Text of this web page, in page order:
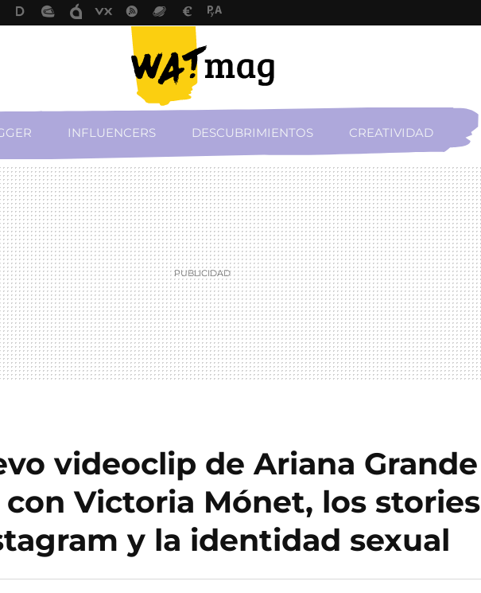
INFLUENCERS DESCUBRIMIENTOS CREATIVIDAD
videoclip de Ariana Grande
Victoria Mónet, los stories
y la identidad sexual